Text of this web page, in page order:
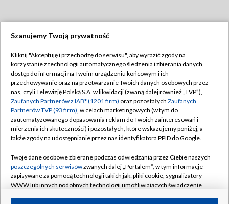
TVP
Abonament TVP
Emisja w TVP
Centrum informacji TVP
Naziemna Telewizja Cyfrowa
Rada Programowa
System NOS
Informacje o nadawcy
Regulamin TVP
Polityka prywatności
Moje zgody
Pomoc
Kontakt
Kanały
Szanujemy Twoją prywatność
Kliknij "Akceptuję i przechodzę do serwisu", aby wyrazić zgody na
korzystanie z technologii automatycznego śledzenia i zbierania danych,
dostęp do informacji na Twoim urządzeniu końcowym i ich
przechowywanie oraz na przetwarzanie Twoich danych osobowych przez
nas, czyli Telewizję Polską S.A. w likwidacji (zwaną dalej również „TVP”),
Zaufanych Partnerów z IAB* (1201 firm) oraz pozostałych Zaufanych
Partnerów TVP (93 firm), w celach marketingowych (w tym do
zautomatyzowanego dopasowania reklam do Twoich zainteresowań i
mierzenia ich skuteczności) i pozostałych, które wskazujemy poniżej, a
także zgody na udostępnianie przez nas identyfikatora PPID do Google.
Twoje dane osobowe zbierane podczas odwiedzania przez Ciebie naszych
poszczególnych serwisówzwanych dalej „Portalem”, w tym informacje
zapisywane za pomocą technologii takich jak: pliki cookie, sygnalizatory
WWW lub innych podobnych technologii umożliwiających świadczenie